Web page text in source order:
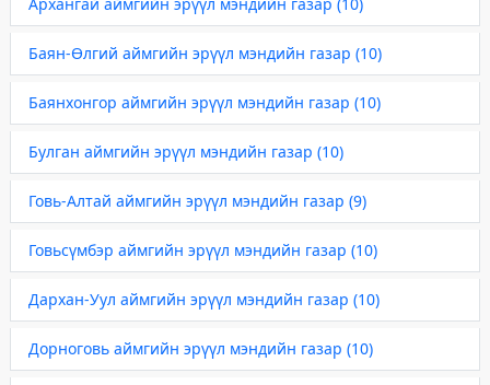
Баян-Өлгий аймгийн эрүүл мэндийн газар (10)
Баянхонгор аймгийн эрүүл мэндийн газар (10)
Булган аймгийн эрүүл мэндийн газар (10)
Говь-Алтай аймгийн эрүүл мэндийн газар (9)
Говьсүмбэр аймгийн эрүүл мэндийн газар (10)
Дархан-Уул аймгийн эрүүл мэндийн газар (10)
Дорноговь аймгийн эрүүл мэндийн газар (10)